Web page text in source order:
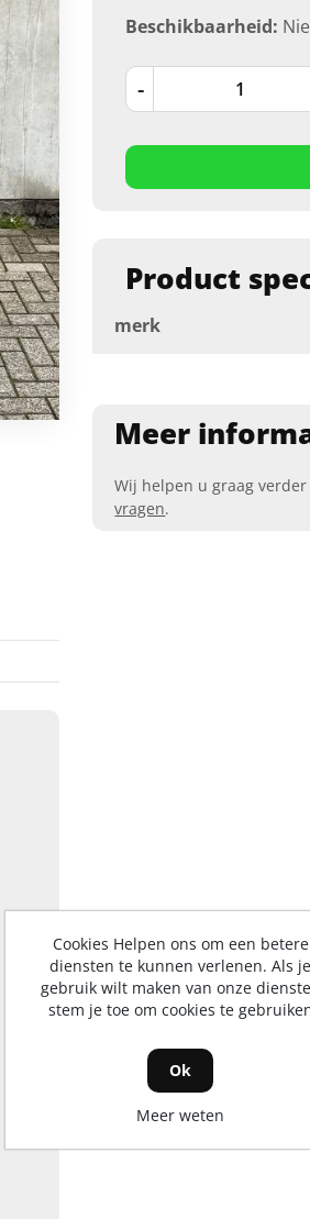
Beschikbaarheid:
-
Product
merk
Meer
Wij helpen u graag
vragen.
Cookies Helpen ons om een betere
diensten te kunnen verlenen. Als je
gebruik wilt maken van onze
stem je toe om cookies te
Ok
Meer weten